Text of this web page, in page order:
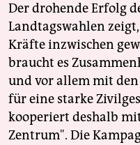
Der drohende Erfolg
Landtagswahlen
Kräfte inzwischen
braucht es
und vor allem mit den
für eine starke
kooperiert deshalb
Zentrum". Die